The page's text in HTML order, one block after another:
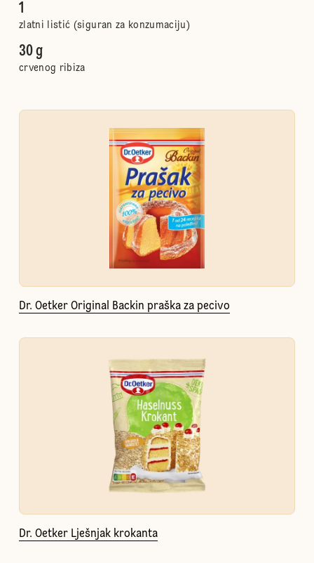
1
zlatni listić (siguran za konzumaciju)
30 g
crvenog ribiza
Dr. Oetker Original Backin praška za pecivo
Dr. Oetker Lješnjak krokanta